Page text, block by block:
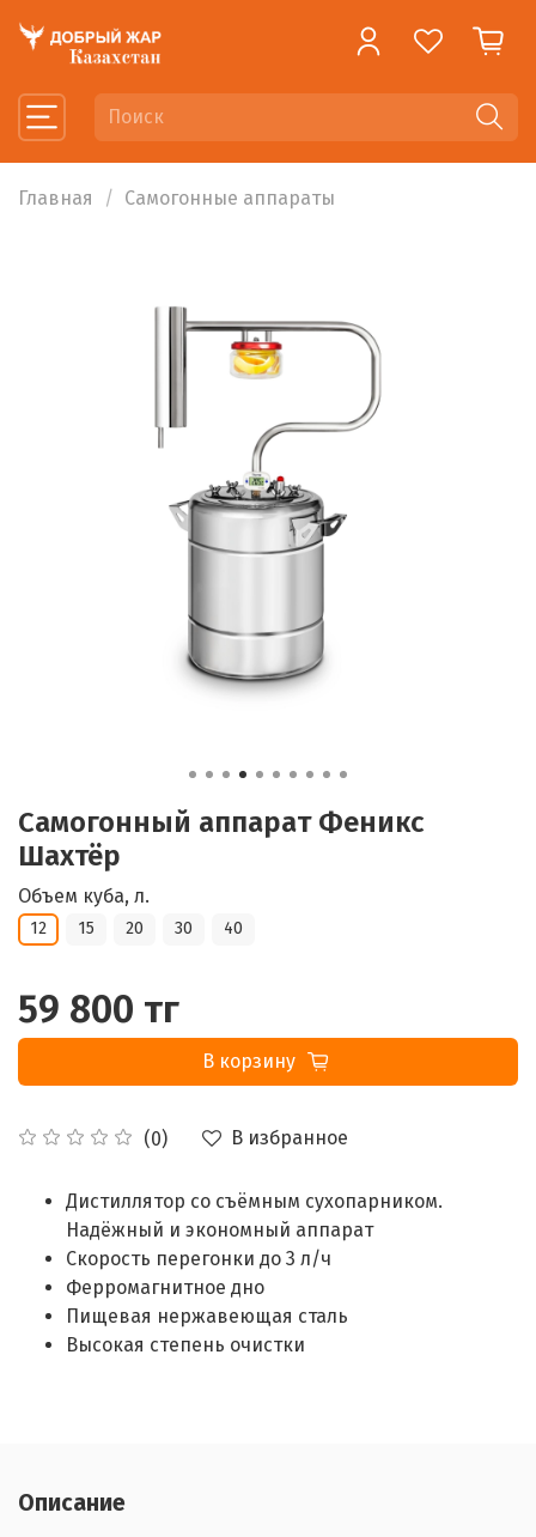
Главная Самогонные аппараты
Самогонный аппарат Феникс
Шахтёр
(0) В избранное
Объем куба, л.
12 15 20 30 40
59 800 тг
В корзину
Дистиллятор со съёмным сухопарником.
Надёжный и экономный аппарат
Скорость перегонки до 3 л/ч
Ферромагнитное дно
Пищевая нержавеющая сталь
Высокая степень очистки
Описание